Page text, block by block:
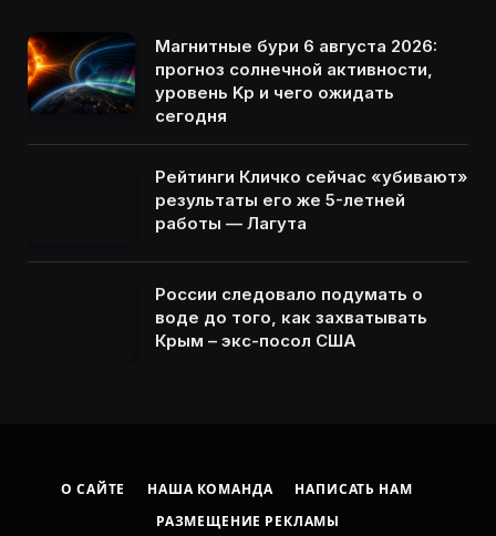
Магнитные бури 6 августа 2026:
прогноз солнечной активности,
уровень Kp и чего ожидать
сегодня
Рейтинги Кличко сейчас «убивают»
результаты его же 5-летней
работы — Лагута
России следовало подумать о
воде до того, как захватывать
Крым – экс-посол США
О САЙТЕ НАША КОМАНДА
НАПИСАТЬ НАМ
РАЗМЕЩЕНИЕ РЕКЛАМЫ